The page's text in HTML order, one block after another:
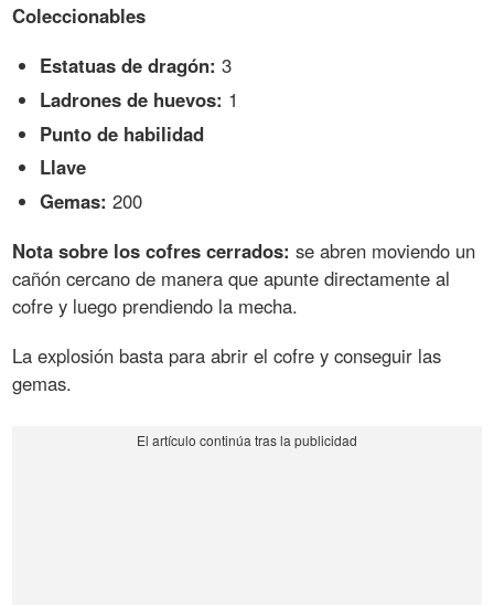
Coleccionables
Estatuas de dragón: 3
Ladrones de huevos: 1
Punto de habilidad
Llave
Gemas: 200
Nota sobre los cofres cerrados: se abren moviendo un
cañón cercano de manera que apunte directamente al
cofre y luego prendiendo la mecha.
La explosión basta para abrir el cofre y conseguir las
gemas.